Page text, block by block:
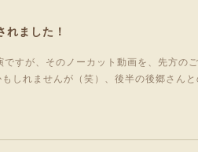
ました！
すが、そのノーカット動画を、先方の
しれませんが（笑）、後半の後郷さん